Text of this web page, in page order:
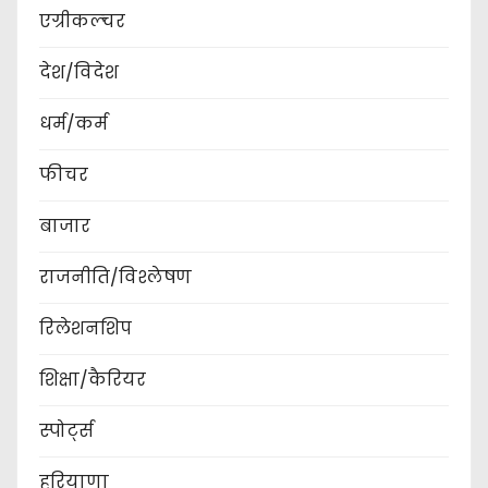
एग्रीकल्चर
देश/विदेश
धर्म/कर्म
फीचर
बाजार
राजनीति/विश्लेषण
रिलेशनशिप
शिक्षा/कैरियर
स्पोर्ट्स
हरियाणा